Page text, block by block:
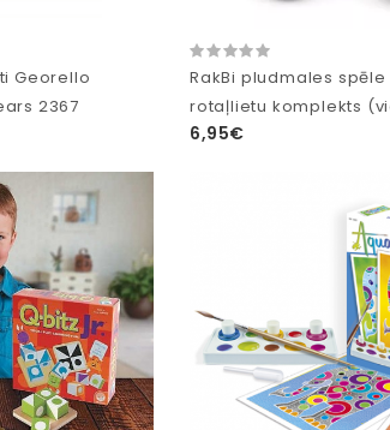
Georello
2367
RakBi pludmales
rotaļlietu komplekts
6,95€